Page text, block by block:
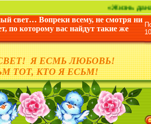
«Жизнь дана не для
свет… Вопреки всему, не смотря ни
по которому вас найдут такие же
Я ЕСМЬ ЛЮБОВЬ!
ТОТ, КТО Я ЕСЬМ!